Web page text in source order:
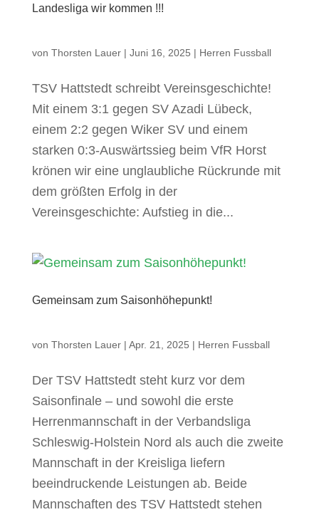
Landesliga wir kommen !!!
von Thorsten Lauer| Juni 16, 2025 | Herren Fussball
TSV Hattstedt schreibt Vereinsgeschichte!
Mit einem 3:1 gegen SV Azadi Lübeck,
einem 2:2 gegen Wiker SV und einem
starken 0:3-Auswärtssieg beim VfR Horst
krönen wir eine unglaubliche Rückrunde mit
dem größten Erfolg in der
Vereinsgeschichte: Aufstieg in die...
Gemeinsam zum Saisonhöhepunkt!
von Thorsten Lauer| Apr. 21, 2025 | Herren Fussball
Der TSV Hattstedt steht kurz vor dem
Saisonfinale – und sowohl die erste
Herrenmannschaft in der Verbandsliga
Schleswig-Holstein Nord als auch die zweite
Mannschaft in der Kreisliga liefern
beeindruckende Leistungen ab. Beide
Mannschaften des TSV Hattstedt stehen